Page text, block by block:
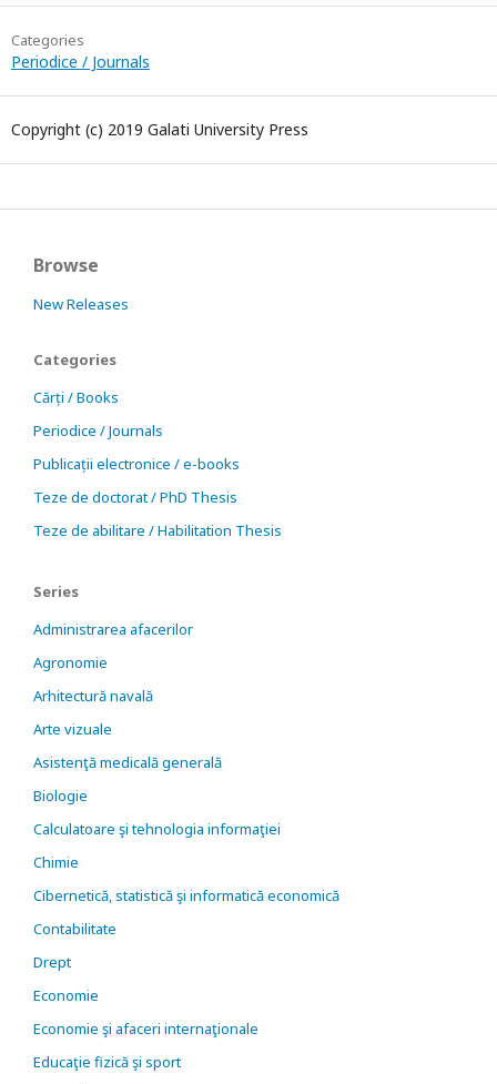
Categories
Periodice / Journals
Copyright (c) 2019 Galati University Press
Browse
New Releases
Categories
Cărți / Books
Periodice / Journals
Publicații electronice / e-books
Teze de doctorat / PhD Thesis
Teze de abilitare / Habilitation Thesis
Series
Administrarea afacerilor
Agronomie
Arhitectură navală
Arte vizuale
Asistenţă medicală generală
Biologie
Calculatoare şi tehnologia informaţiei
Chimie
Cibernetică, statistică şi informatică economică
Contabilitate
Drept
Economie
Economie şi afaceri internaţionale
Educaţie fizică şi sport